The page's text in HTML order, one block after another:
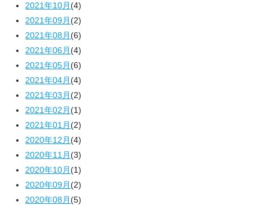
2021年10月(4)
2021年09月(2)
2021年08月(6)
2021年06月(4)
2021年05月(6)
2021年04月(4)
2021年03月(2)
2021年02月(1)
2021年01月(2)
2020年12月(4)
2020年11月(3)
2020年10月(1)
2020年09月(2)
2020年08月(5)